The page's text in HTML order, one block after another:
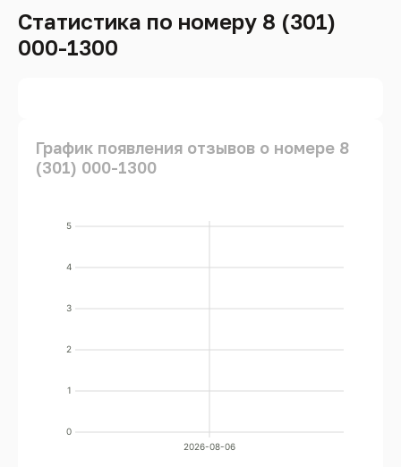
Статистика по номеру 8 (301)
000-1300
График появления отзывов о номере 8
(301) 000-1300
0
1
2
3
4
5
2026-08-06